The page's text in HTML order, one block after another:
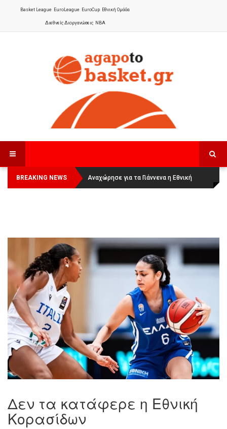
Basket League EuroLeague EuroCup Εθνική Ομάδα
Διεθνείς Διοργανώσεις NBA
BREAKING NEWS
Οι Πάνθηρες Καβάλας στην Women
Basketball League 1
Αναχώρησε για τα Γιάννενα η Εθνική
Γυναικών:
Δεν τα κατάφερε η Εθνική
Κορασίδων